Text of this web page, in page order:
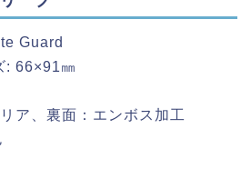
Guard
: 66×91㎜
ア、裏面：エンボス加工